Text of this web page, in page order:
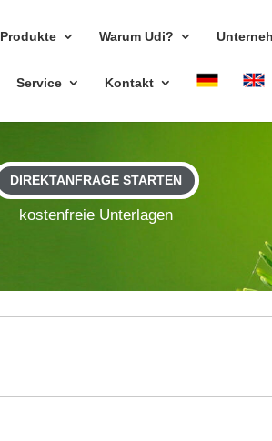
Pro­dukte Warum Udi?
Ser­vice Kon­takt
DIREKTANFRAGE STARTEN
kos­ten­freie Unterlagen